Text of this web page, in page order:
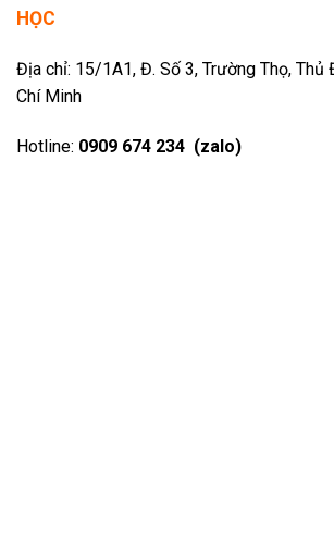
HỌC
Địa chỉ: 15/1A1, Đ. Số 3, Trường Thọ, Thủ
Chí Minh
Hotline: 0909 674 234 (zalo)